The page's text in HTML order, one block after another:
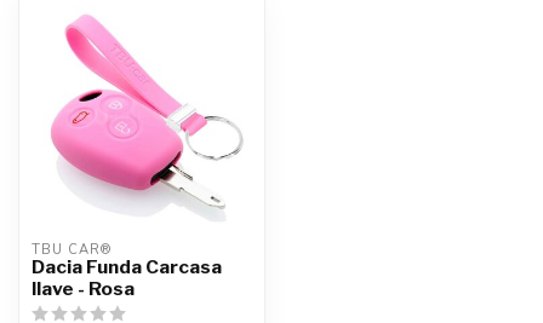
TBU CAR®
Dacia Funda Carcasa
llave - Rosa